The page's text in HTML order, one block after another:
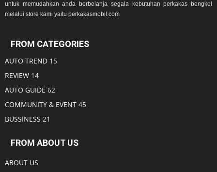
untuk memudahkan anda berbelanja segala kebutuhan perkakas bengkel
melalui store kami yaitu perkakasmobil.com
FROM CATEGORIES
AUTO TREND 15
REVIEW 14
AUTO GUIDE 62
COMMUNITY & EVENT 45
BUSSINESS 21
FROM ABOUT US
ABOUT US